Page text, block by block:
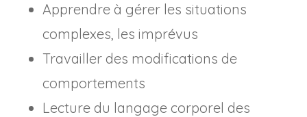
Apprendre à gérer les situations
complexes, les imprévus
Travailler des modifications de
comportements
Lecture du langage corporel des